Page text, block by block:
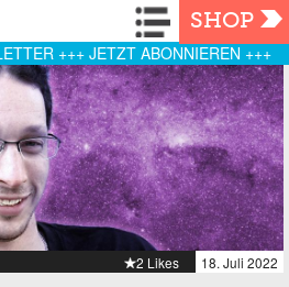
Navigation
SHOP
+++ JETZT ABONNIEREN +++
18. Juli 2022
2 Likes